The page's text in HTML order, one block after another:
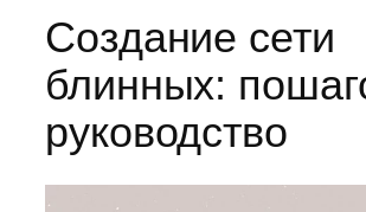
Создание сети
блинных:
руководство